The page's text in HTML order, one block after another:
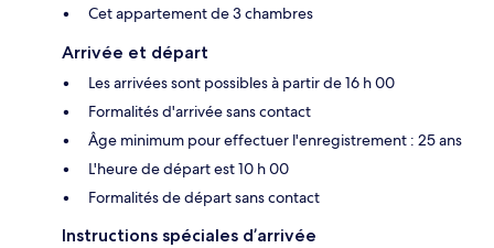
Cet appartement de 3 chambres
Arrivée et départ
Les arrivées sont possibles à partir de 16 h 00
Formalités d'arrivée sans contact
Âge minimum pour effectuer l'enregistrement : 25 ans
L'heure de départ est 10 h 00
Formalités de départ sans contact
Instructions spéciales d’arrivée